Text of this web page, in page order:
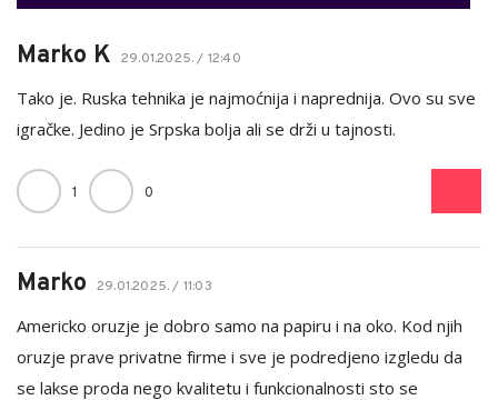
Marko K 29.01.2025. / 12:40
Tako je. Ruska tehnika je najmoćnija i naprednija. Ovo su sve
igračke. Jedino je Srpska bolja ali se drži u tajnosti.
1 0
Marko 29.01.2025. / 11:03
Americko oruzje je dobro samo na papiru i na oko. Kod njih
oruzje prave privatne firme i sve je podredjeno izgledu da
se lakse proda nego kvalitetu i funkcionalnosti sto se